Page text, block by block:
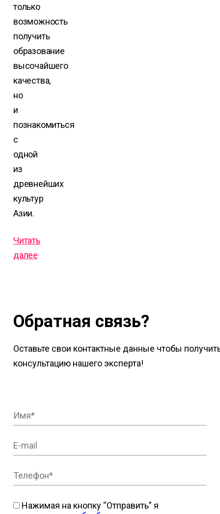
только
возможность
получить
образование
высочайшего
качества,
но
и
познакомиться
с
одной
из
древнейших
культур
Азии.
Читать
далее
Обратная связь?
Оставьте свои контактные данные чтобы
консультацию нашего эксперта!
Нажимая на кнопку “Отправить” я